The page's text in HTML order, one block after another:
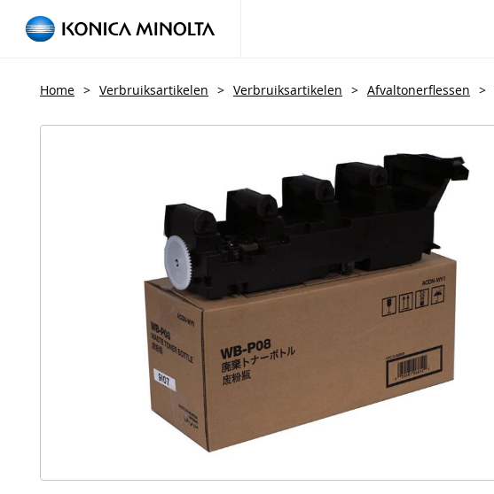
Home > Verbruiksartikelen > Verbruiksartikelen > Afvaltonerflessen >